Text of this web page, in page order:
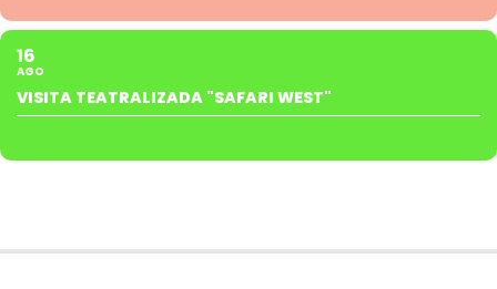
16
AGO
VISITA TEATRALIZADA "SAFARI WEST"